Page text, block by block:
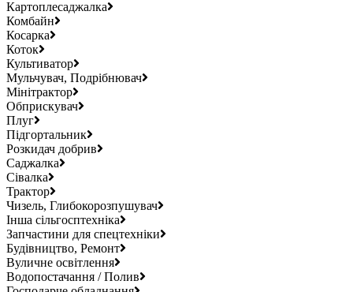
Картоплесаджалка
Комбайн
Косарка
Коток
Культиватор
Мульчувач, Подрібнювач
Мінітрактор
Обприскувач
Плуг
Підгортальник
Розкидач добрив
Саджалка
Сівалка
Трактор
Чизель, Глибокорозпушувач
Інша сільгосптехніка
Запчастини для спецтехніки
Будівництво, Ремонт
Вуличне освітлення
Водопостачання / Полив